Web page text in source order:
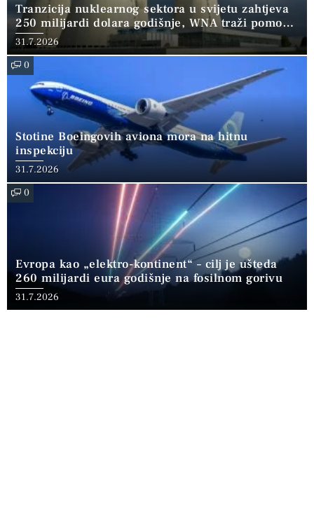
Tranzicija nuklearnog sektora u svijetu zahtjeva
250 milijardi dolara godišnje, WNA traži pomoć
banaka
31.7.2026
0
Stotine Boeingovih aviona mora na hitnu
inspekciju
31.7.2026
0
Evropa kao „elektro-kontinent“ – cilj je ušteda
260 milijardi eura godišnje na fosilnom gorivu
31.7.2026